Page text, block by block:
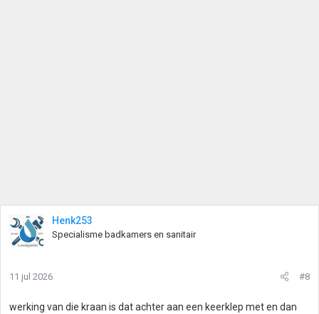
Henk253
Specialisme badkamers en sanitair
11 jul 2026 #8
werking van die kraan is dat achter aan een keerklep met en dan